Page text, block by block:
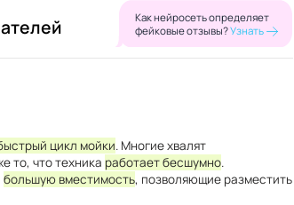
Как нейросеть определяет
фейковые отзывы?Узнать
цикл мойки. Многие хвалят
то, что техника работает бесшумно.
большую вместимость, позволяющие разместить